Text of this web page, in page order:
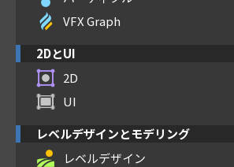
VFX Graph
2DとUI
2D
UI
レベルデザインとモデリング
レベルデザイン